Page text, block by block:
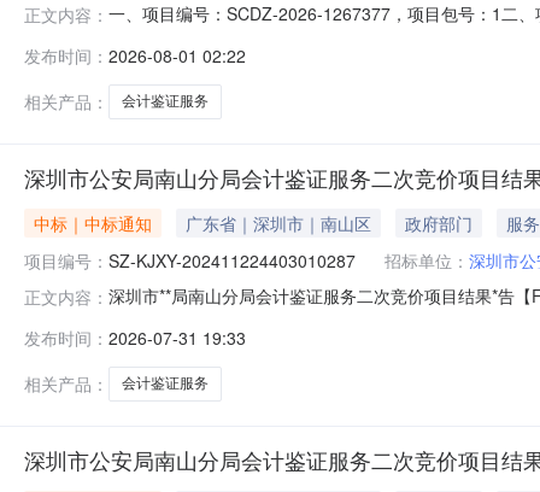
正文内容： 一、项目编号：SCDZ-2026-1267377，项目包号：1二
价情况如下：供应商名称参与方式供应商报价(元)报价时
发布时间： 2026-08-01 02:22
相关产品：
会计鉴证服务
深圳市公安局南山分局会计鉴证服务二次竞价项目结
中标｜中标通知 广东省｜深圳市｜南山区 政府部门
服务
项目编号： SZ-KJXY-202411224403010287 招标单位： 深圳市
正文内容： 深圳市**局南山分局会计鉴证服务二次竞价项目结果*告
山**分局经济犯罪侦查大队05.28合同诈骗案（经侦大队
发布时间： 2026-07-31 19:33
相关产品：
会计鉴证服务
深圳市公安局南山分局会计鉴证服务二次竞价项目结